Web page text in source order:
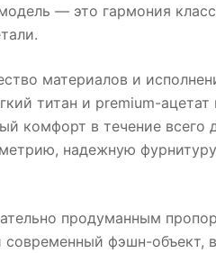
— это гармония
материалов и
титан и premium-
комфорт в течение всего
надежную
продуманным
фэшн-объект,